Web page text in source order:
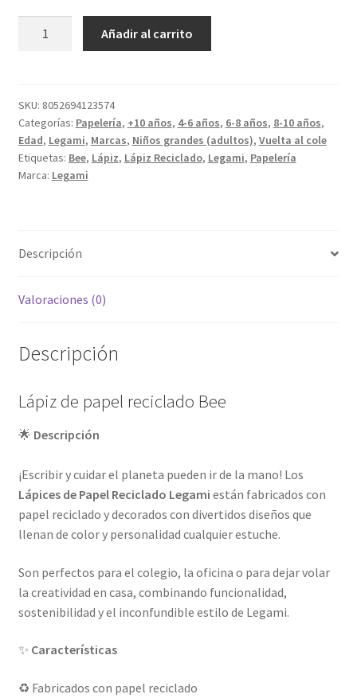
Bee
cantidad
Añadir al carrito
SKU: 8052694123574
Categorías: Papelería, +10 años, 4-6 años, 6-8 años, 8-10 años,
Edad, Legami, Marcas, Niños grandes (adultos), Vuelta al cole
Etiquetas: Bee, Lápiz, Lápiz Reciclado, Legami, Papelería
Marca: Legami
Descripción
Valoraciones (0)
Descripción
Lápiz de papel reciclado Bee
🌟 Descripción
¡Escribir y cuidar el planeta pueden ir de la mano! Los
Lápices de Papel Reciclado Legami están fabricados con
papel reciclado y decorados con divertidos diseños que
llenan de color y personalidad cualquier estuche.
Son perfectos para el colegio, la oficina o para dejar volar
la creatividad en casa, combinando funcionalidad,
sostenibilidad y el inconfundible estilo de Legami.
✨ Características
♻️ Fabricados con papel reciclado